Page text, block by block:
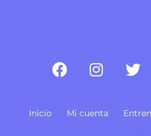
Inicio Mi cuenta